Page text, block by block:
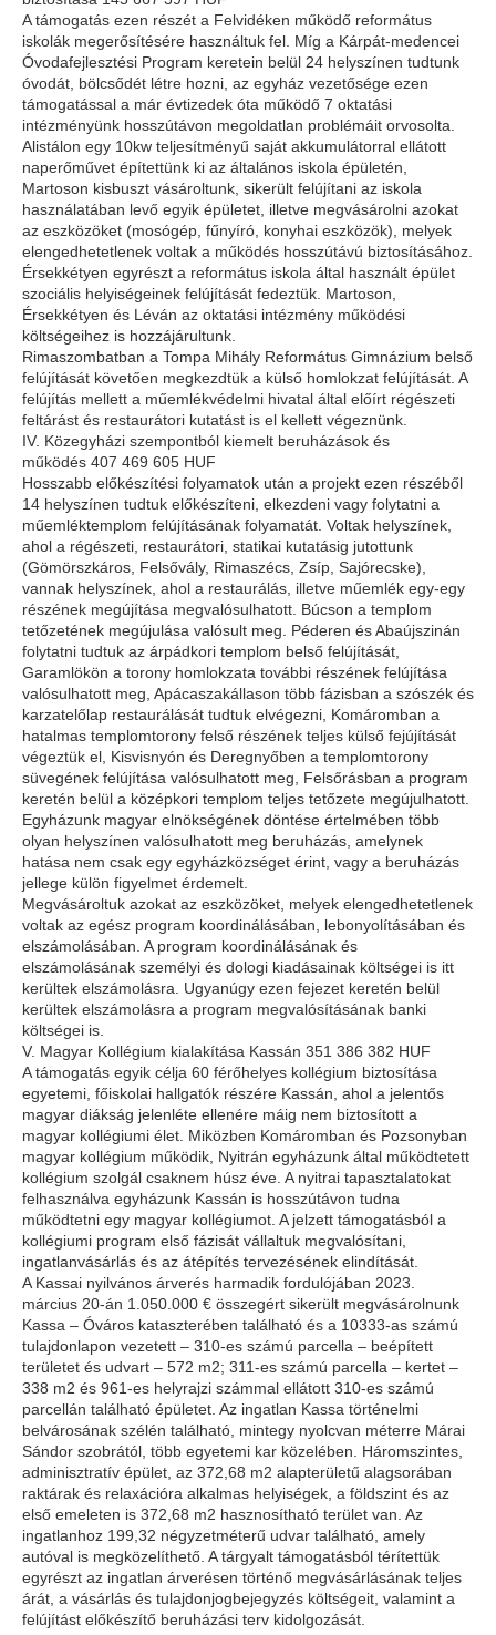
A támogatás ezen részét a Felvidéken működő református
iskolák megerősítésére használtuk fel. Míg a Kárpát-medencei
Óvodafejlesztési Program keretein belül 24 helyszínen tudtunk
óvodát, bölcsődét létre hozni, az egyház vezetősége ezen
támogatással a már évtizedek óta működő 7 oktatási
intézményünk hosszútávon megoldatlan problémáit orvosolta.
Alistálon egy 10kw teljesítményű saját akkumulátorral ellátott
naperőművet építettünk ki az általános iskola épületén,
Martoson kisbuszt vásároltunk, sikerült felújítani az iskola
használatában levő egyik épületet, illetve megvásárolni azokat
az eszközöket (mosógép, fűnyíró, konyhai eszközök), melyek
elengedhetetlenek voltak a működés hosszútávú biztosításához.
Érsekkétyen egyrészt a református iskola által használt épület
szociális helyiségeinek felújítását fedeztük. Martoson,
Érsekkétyen és Léván az oktatási intézmény működési
költségeihez is hozzájárultunk.
Rimaszombatban a Tompa Mihály Református Gimnázium belső
felújítását követően megkezdtük a külső homlokzat felújítását. A
felújítás mellett a műemlékvédelmi hivatal által előírt régészeti
feltárást és restaurátori kutatást is el kellett végeznünk.
IV. Közegyházi szempontból kiemelt beruházások és
működés 407 469 605 HUF
Hosszabb előkészítési folyamatok után a projekt ezen részéből
14 helyszínen tudtuk előkészíteni, elkezdeni vagy folytatni a
műemléktemplom felújításának folyamatát. Voltak helyszínek,
ahol a régészeti, restaurátori, statikai kutatásig jutottunk
(Gömörszkáros, Felsővály, Rimaszécs, Zsíp, Sajórecske),
vannak helyszínek, ahol a restaurálás, illetve műemlék egy-egy
részének megújítása megvalósulhatott. Búcson a templom
tetőzetének megújulása valósult meg. Péderen és Abaújszinán
folytatni tudtuk az árpádkori templom belső felújítását,
Garamlökön a torony homlokzata további részének felújítása
valósulhatott meg, Apácaszakállason több fázisban a szószék és
karzatelőlap restaurálását tudtuk elvégezni, Komáromban a
hatalmas templomtorony felső részének teljes külső fejújítását
végeztük el, Kisvisnyón és Deregnyőben a templomtorony
süvegének felújítása valósulhatott meg, Felsőrásban a program
keretén belül a középkori templom teljes tetőzete megújulhatott.
Egyházunk magyar elnökségének döntése értelmében több
olyan helyszínen valósulhatott meg beruházás, amelynek
hatása nem csak egy egyházközséget érint, vagy a beruházás
jellege külön figyelmet érdemelt.
Megvásároltuk azokat az eszközöket, melyek elengedhetetlenek
voltak az egész program koordinálásában, lebonyolításában és
elszámolásában. A program koordinálásának és
elszámolásának személyi és dologi kiadásainak költségei is itt
kerültek elszámolásra. Ugyanúgy ezen fejezet keretén belül
kerültek elszámolásra a program megvalósításának banki
költségei is.
V. Magyar Kollégium kialakítása Kassán 351 386 382 HUF
A támogatás egyik célja 60 férőhelyes kollégium biztosítása
egyetemi, főiskolai hallgatók részére Kassán, ahol a jelentős
magyar diákság jelenléte ellenére máig nem biztosított a
magyar kollégiumi élet. Miközben Komáromban és Pozsonyban
magyar kollégium működik, Nyitrán egyházunk által működtetett
kollégium szolgál csaknem húsz éve. A nyitrai tapasztalatokat
felhasználva egyházunk Kassán is hosszútávon tudna
működtetni egy magyar kollégiumot. A jelzett támogatásból a
kollégiumi program első fázisát vállaltuk megvalósítani,
ingatlanvásárlás és az átépítés tervezésének elindítását.
A Kassai nyilvános árverés harmadik fordulójában 2023.
március 20-án 1.050.000 € összegért sikerült megvásárolnunk
Kassa – Óváros kataszterében található és a 10333-as számú
tulajdonlapon vezetett – 310-es számú parcella – beépített
területet és udvart – 572 m2; 311-es számú parcella – kertet –
338 m2 és 961-es helyrajzi számmal ellátott 310-es számú
parcellán található épületet. Az ingatlan Kassa történelmi
belvárosának szélén található, mintegy nyolcvan méterre Márai
Sándor szobrától, több egyetemi kar közelében. Háromszintes,
adminisztratív épület, az 372,68 m2 alapterületű alagsorában
raktárak és relaxációra alkalmas helyiségek, a földszint és az
első emeleten is 372,68 m2 hasznosítható terület van. Az
ingatlanhoz 199,32 négyzetméterű udvar található, amely
autóval is megközelíthető. A tárgyalt támogatásból térítettük
egyrészt az ingatlan árverésen történő megvásárlásának teljes
árát, a vásárlás és tulajdonjogbejegyzés költségeit, valamint a
felújítást előkészítő beruházási terv kidolgozását.